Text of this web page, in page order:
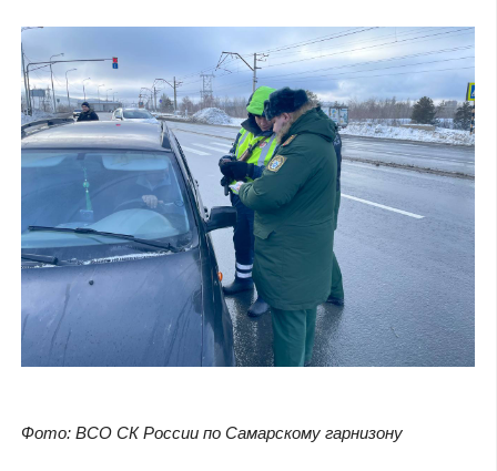
Фото: ВСО СК России по Самарскому гарнизону